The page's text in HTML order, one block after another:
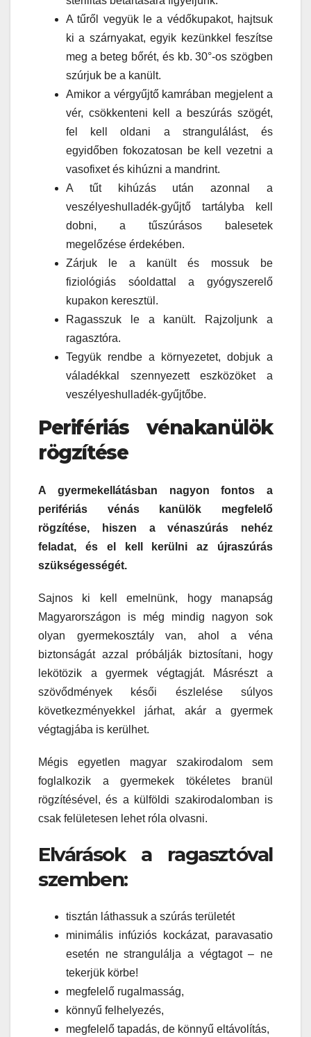
A tűről vegyük le a védőkupakot, hajtsuk
ki a szárnyakat, egyik kezünkkel feszítse
meg a beteg bőrét, és kb. 30°-os szögben
szúrjuk be a kanült.
Amikor a vérgyűjtő kamrában megjelent a
vér, csökkenteni kell a beszúrás szögét,
fel kell oldani a strangulálást, és
egyidőben fokozatosan be kell vezetni a
vasofixet és kihúzni a mandrint.
A tűt kihúzás után azonnal a
veszélyeshulladék-gyűjtő tartályba kell
dobni, a tűszúrásos balesetek
megelőzése érdekében.
Zárjuk le a kanült és mossuk be
fiziológiás sóoldattal a gyógyszerelő
kupakon keresztül.
Ragasszuk le a kanült. Rajzoljunk a
ragasztóra.
Tegyük rendbe a környezetet, dobjuk a
váladékkal szennyezett eszközöket a
veszélyeshulladék-gyűjtőbe.
Perifériás vénakanülök
rögzítése
A gyermekellátásban nagyon fontos a
perifériás vénás kanülök megfelelő
rögzítése, hiszen a vénaszúrás nehéz
feladat, és el kell kerülni az újraszúrás
szükségességét.
Sajnos ki kell emelnünk, hogy manapság
Magyarországon is még mindig nagyon sok
olyan gyermekosztály van, ahol a véna
biztonságát azzal próbálják biztosítani, hogy
lekötözik a gyermek végtagját. Másrészt a
szövődmények késői észlelése súlyos
következményekkel járhat, akár a gyermek
végtagjába is kerülhet.
Mégis egyetlen magyar szakirodalom sem
foglalkozik a gyermekek tökéletes branül
rögzítésével, és a külföldi szakirodalomban is
csak felületesen lehet róla olvasni.
Elvárások a ragasztóval
szemben:
tisztán láthassuk a szúrás területét
minimális infúziós kockázat, paravasatio
esetén ne strangulálja a végtagot – ne
tekerjük körbe!
megfelelő rugalmasság,
könnyű felhelyezés,
megfelelő tapadás, de könnyű eltávolítás,